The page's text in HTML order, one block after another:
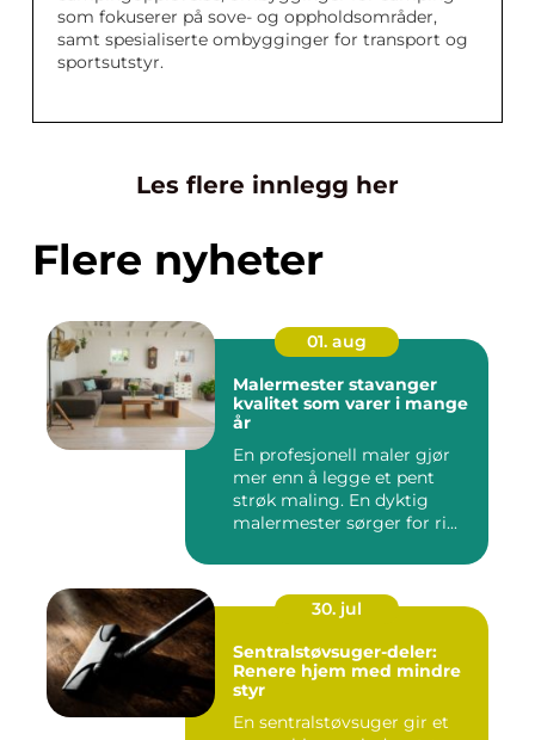
som fokuserer på sove- og oppholdsområder,
samt spesialiserte ombygginger for transport og
sportsutstyr.
Les flere innlegg her
Flere nyheter
01. aug
Malermester stavanger
kvalitet som varer i mange
år
En profesjonell maler gjør
mer enn å legge et pent
strøk maling. En dyktig
malermester sørger for ri...
30. jul
Sentralstøvsuger-deler:
Renere hjem med mindre
styr
En sentralstøvsuger gir et